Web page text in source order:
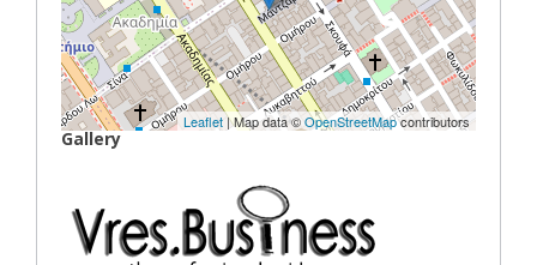
Leaflet| Map data ©OpenStreetMapcontributors
Gallery